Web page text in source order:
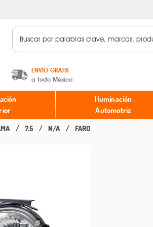
ENVÍO GRATIS
a todo México
A partir de $599 MXN.
* Aplican restricciones
Iluminación
Automotriz
7.5 N/A FARO